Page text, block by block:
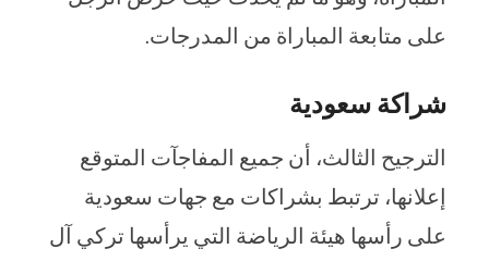
على متابعة المباراة من المدرجات.
شراكة سعودية
الترجيح الثالث، أن جميع المفاجآت المتوقع
إعلانها، ترتبط بشراكات مع جهات سعودية
على رأسها هيئة الرياضة التي يرأسها تركي آل